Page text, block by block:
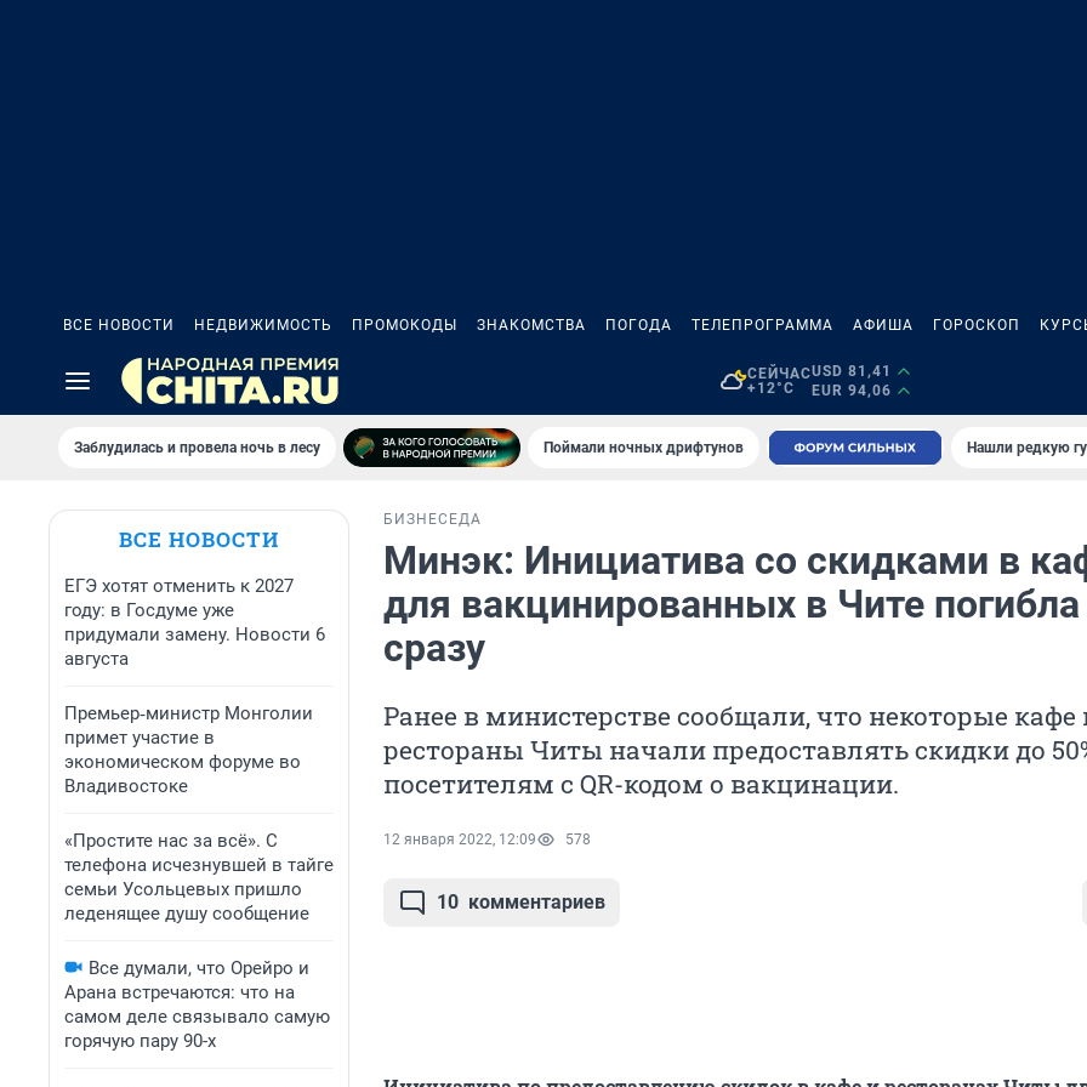
ВСЕ НОВОСТИ НЕДВИЖИМОСТЬ ПРОМОКОДЫ ЗНАКОМСТВА ПОГОДА ТЕЛЕПРОГРАММА АФИША ГОРОСКОП
СЕЙЧАС
+12°C
USD 81,41
EUR 94,06
Заблудилась и провела ночь в лесу Поймали ночных дрифтунов Нашли редкую
ВСЕ НОВОСТИ
ЕГЭ хотят отменить к 2027
году: в Госдуме уже
придумали замену. Новости 6
августа
Премьер‑министр Монголии
примет участие в
экономическом форуме во
Владивостоке
«Простите нас за всё». С
телефона исчезнувшей в тайге
семьи Усольцевых пришло
леденящее душу сообщение
Все думали, что Орейро и
Арана встречаются: что на
самом деле связывало самую
горячую пару 90-х
БИЗНЕС ЕДА
Минэк: Инициатива со скидками в
для вакцинированных в Чите погибла
сразу
Ранее в министерстве сообщали, что некоторые кафе
рестораны Читы начали предоставлять скидки до
посетителям с QR-кодом о вакцинации.
12 января 2022, 12:09 578
10 комментариев